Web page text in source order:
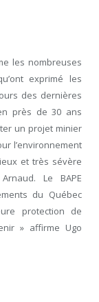
les nombreuses
exprimé les
des dernières
près de 30 ans
un projet minier
l’environnement
et très sévère
Le BAPE
du Québec
protection de
» affirme Ugo